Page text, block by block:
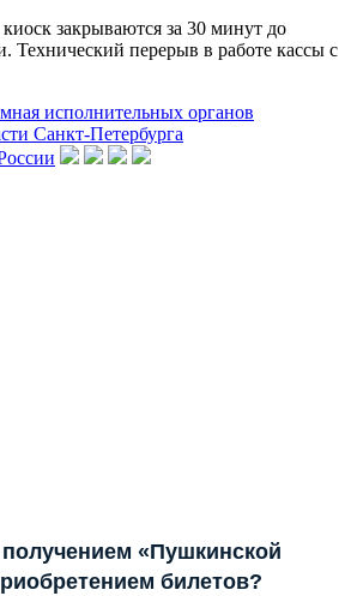
закрываются за 30 минут до
Технический перерыв в работе кассы с
«Пушкинской
билетов?